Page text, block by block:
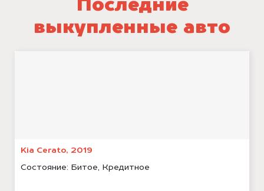
Последние
выкупленные авто
Kia Cerato, 2019
Состояние: Битое, Кредитное